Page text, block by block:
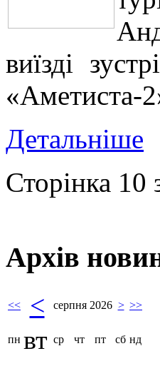
виїзді
«Аметиста-
Детальніше
Сторінка 10
Архів
<< < серпня 2026 > >>
пн вт ср чт пт сб нд